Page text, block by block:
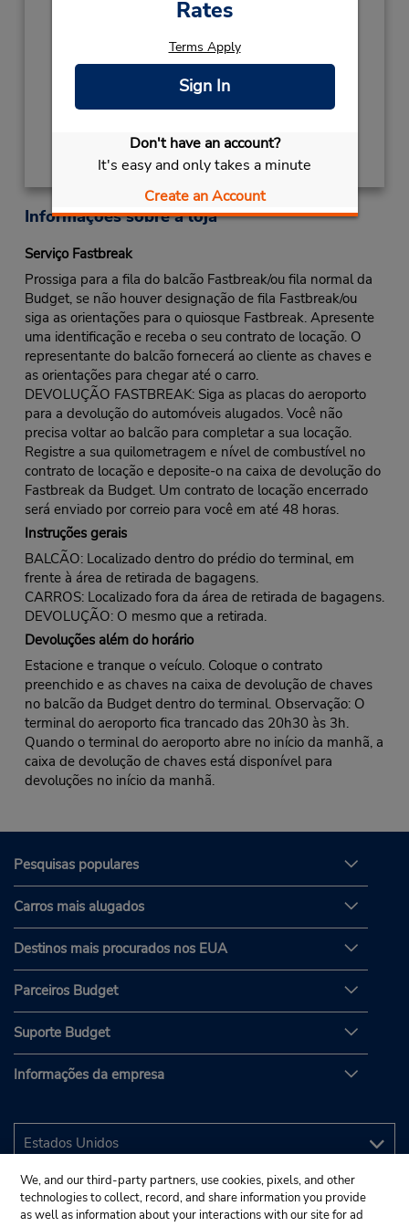
Rates
Terms Apply
Sign In
Don't have an account?
It's easy and only takes a minute
Create an Account
Caso esteja vindo de avião, o balcão de
locação está dentro do terminal, a uma curta
distância do estacionamento.
Obter instruções de caminho
Informações sobre a loja
Serviço Fastbreak
Prossiga para a fila do balcão Fastbreak/ou fila normal da
Budget, se não houver designação de fila Fastbreak/ou
siga as orientações para o quiosque Fastbreak. Apresente
uma identificação e receba o seu contrato de locação. O
representante do balcão fornecerá ao cliente as chaves e
as orientações para chegar até o carro.
DEVOLUÇÃO FASTBREAK: Siga as placas do aeroporto
para a devolução do automóveis alugados. Você não
precisa voltar ao balcão para completar a sua locação.
Registre a sua quilometragem e nível de combustível no
contrato de locação e deposite-o na caixa de devolução do
Fastbreak da Budget. Um contrato de locação encerrado
será enviado por correio para você em até 48 horas.
Instruções gerais
BALCÃO: Localizado dentro do prédio do terminal, em
frente à área de retirada de bagagens.
CARROS: Localizado fora da área de retirada de bagagens.
DEVOLUÇÃO: O mesmo que a retirada.
Devoluções além do horário
Estacione e tranque o veículo. Coloque o contrato
preenchido e as chaves na caixa de devolução de chaves
no balcão da Budget dentro do terminal. Observação: O
terminal do aeroporto fica trancado das 20h30 às 3h.
Quando o terminal do aeroporto abre no início da manhã, a
caixa de devolução de chaves está disponível para
devoluções no início da manhã.
Pesquisas populares
Carros mais alugados
Destinos mais procurados nos EUA
Parceiros Budget
Suporte Budget
Informações da empresa
We, and our third-party partners, use cookies, pixels, and other
technologies to collect, record, and share information you provide
as well as information about your interactions with our site for ad